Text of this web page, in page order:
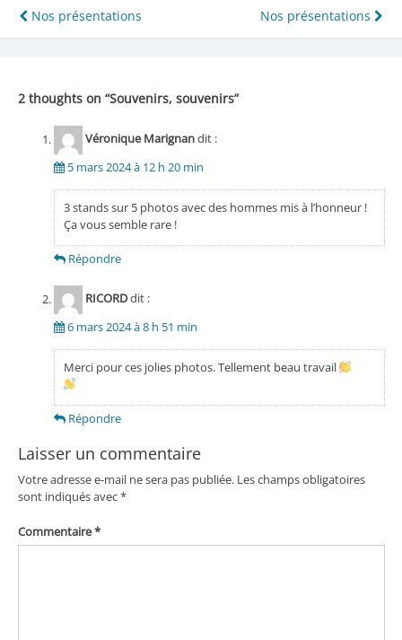
Navigation
de
Nos présentations Nos présentations
2 thoughts on “Souvenirs, souvenirs”
Véronique Marignandit :
5 mars 2024 à 12 h 20 min
3 stands sur 5 photos avec des hommes mis à l’honneur !
Ça vous semble rare !
Répondre
RICORDdit :
6 mars 2024 à 8 h 51 min
Merci pour ces jolies photos. Tellement beau travail
Répondre
Laisser un commentaire
Votre adresse e-mail ne sera pas publiée. Les champs obligatoires
sont indiqués avec*
Commentaire*